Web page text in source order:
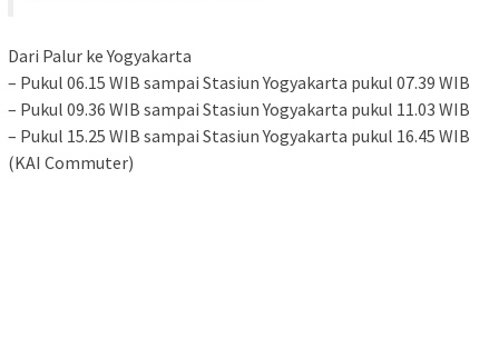
Dari Palur ke Yogyakarta
– Pukul 06.15 WIB sampai Stasiun Yogyakarta pukul 07.39 WIB
– Pukul 09.36 WIB sampai Stasiun Yogyakarta pukul 11.03 WIB
– Pukul 15.25 WIB sampai Stasiun Yogyakarta pukul 16.45 WIB
(KAI Commuter)